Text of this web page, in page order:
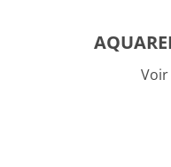
Voir